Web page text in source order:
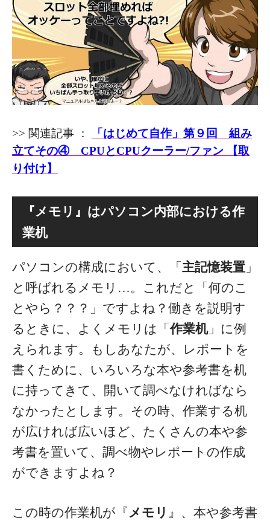
>> 関連記事 ：
「はじめて自作」第９回 組み
立てその④ CPUとCPUクーラー/ファン 【取
り付け】
『メモリ』はパソコン内部における作
業机
パソコンの構成において、「 主記憶装置 」
と呼ばれるメモリ…。これだと「何のこ
とやら？？？」ですよね？ 働きを説明す
るときに、よくメモリは「作業机」に例
えられます。もしあなたが、レポートを
書くために、いろいろな本や参考書を机
に持ってきて、開いて調べなければなら
なかったとします。 その時、作業する机
が広ければ広いほど、たくさんの本や参
考書を置いて、調べ物やレポートの作成
ができますよね？
この時の作業机が『メモリ 』、本や参考書